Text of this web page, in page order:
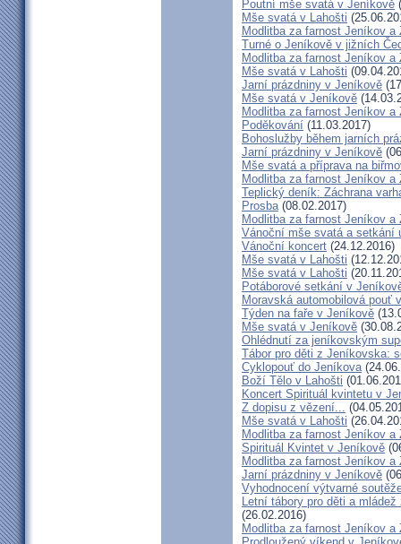
Poutní mše svatá v Jeníkově
Mše svatá v Lahošti
Modlitba za farnost Jeníkov a
Turné o Jeníkově v jižních
Modlitba za farnost Jeníkov a
Mše svatá v Lahošti
Jarní prázdniny v Jeníkově
Mše svatá v Jeníkově
Modlitba za farnost Jeníkov a
Poděkování (11.03.2017)
Bohoslužby během jarních
Jarní prázdniny v Jeníkově
Mše svatá a příprava na
Modlitba za farnost Jeníkov
Teplický deník: Záchrana
Prosba(08.02.2017)
Modlitba za farnost Jeníkov a
Vánoční mše svatá a setkání
Vánoční koncert (24.12.2016)
Mše svatá v Lahošti
Mše svatá v Lahošti
Potáborové setkání v
Moravská automobilová pouť
Týden na faře v Jeníkově
Mše svatá v Jeníkově
Ohlédnutí za jeníkovským
Tábor pro děti z Jeníkovska:
Cyklopouť do Jeníkova
Boží Tělo v Lahošti
Koncert Spirituál kvintetu v
Z dopisu z vězení...
Mše svatá v Lahošti
Modlitba za farnost Jeníkov a
Spirituál Kvintet v Jeníkově
Modlitba za farnost Jeníkov a
Jarní prázdniny v Jeníkově
Vyhodnocení výtvarné
Letní tábory pro děti a
(26.02.2016)
Modlitba za farnost Jeníkov a